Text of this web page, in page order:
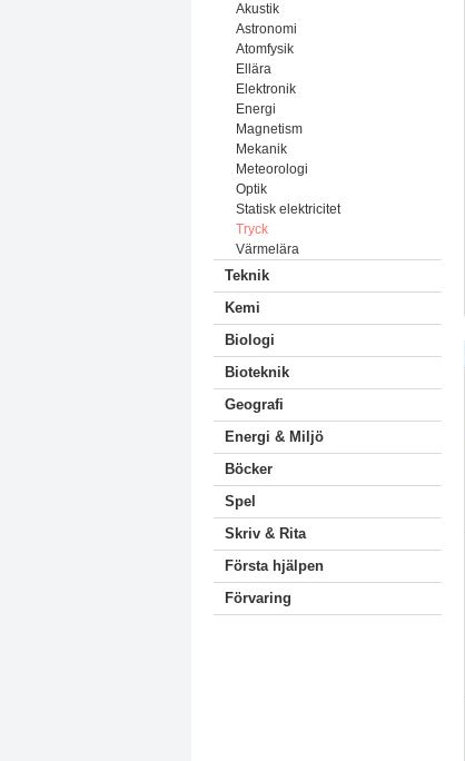
Akustik
Astronomi
Atomfysik
Ellära
Elektronik
Energi
Magnetism
Mekanik
Meteorologi
Optik
Statisk elektricitet
Tryck
Värmelära
Teknik
Kemi
Biologi
Bioteknik
Geografi
Energi & Miljö
Böcker
Spel
Skriv & Rita
Första hjälpen
Förvaring